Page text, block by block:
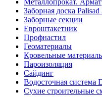
Металлопрокат.
Заборная доска Palisad
Заборные секции
Евроштакетник
Профнастил
Геоматериалы
Кровельные
Пароизоляция
Сайдинг
Водосточная система
Сухие строительные